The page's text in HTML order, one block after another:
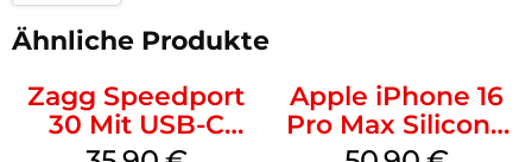
Ähnliche Produkte
Zagg Speedport
30 Mit USB-C
Kabel Weiß
Apple iPhone 16
Pro Max Silicone
Case MagSafe